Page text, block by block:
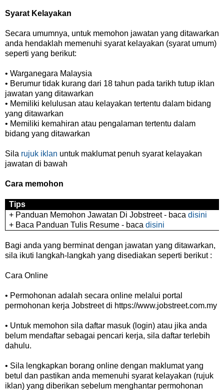
Syarat Kelayakan
Secara umumnya, untuk memohon jawatan yang ditawarkan
anda hendaklah memenuhi syarat kelayakan (syarat umum)
seperti yang berikut:
• Warganegara Malaysia
• Berumur tidak kurang dari 18 tahun pada tarikh tutup iklan
jawatan yang ditawarkan
• Memiliki kelulusan atau kelayakan tertentu dalam bidang
yang ditawarkan
• Memiliki kemahiran atau pengalaman tertentu dalam
bidang yang ditawarkan
Sila rujuk iklan untuk maklumat penuh syarat kelayakan
jawatan di bawah
Cara memohon
Tips
+ Panduan Memohon Jawatan Di Jobstreet - bacadisini
+ Baca Panduan Tulis Resume - bacadisini
Bagi anda yang berminat dengan jawatan yang ditawarkan,
sila ikuti langkah-langkah yang disediakan seperti berikut :
Cara Online
• Permohonan adalah secara online melalui portal
permohonan kerja Jobstreet di https://www.jobstreet.com.my
• Untuk memohon sila daftar masuk (login) atau jika anda
belum mendaftar sebagai pencari kerja, sila daftar terlebih
dahulu.
• Sila lengkapkan borang online dengan maklumat yang
betul dan pastikan anda memenuhi syarat kelayakan (rujuk
iklan) yang diberikan sebelum menghantar permohonan